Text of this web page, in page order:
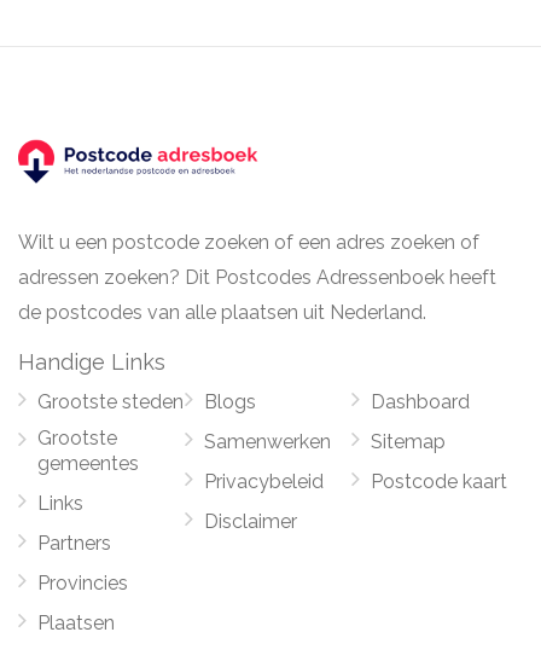
Wilt u een postcode zoeken of een adres zoeken of
adressen zoeken? Dit Postcodes Adressenboek heeft
de postcodes van alle plaatsen uit Nederland.
Handige Links
Grootste steden
Grootste
gemeentes
Links
Partners
Provincies
Plaatsen
Blogs
Samenwerken
Privacybeleid
Disclaimer
Dashboard
Sitemap
Postcode kaart